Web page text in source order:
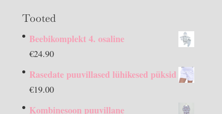
Tooted
Beebikomplekt 4. osaline
€24.90
Rasedate puuvillased lühikesed püksid
€19.00
Kombinesoon puuvillane